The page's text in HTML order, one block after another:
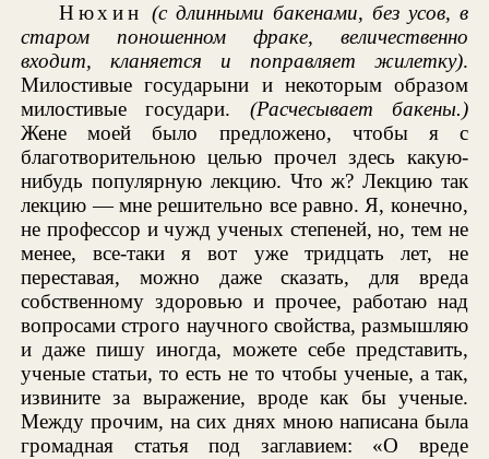
Нюхин (с длинными бакенами, без усов, в
старом поношенном фраке, величественно
входит, кланяется и поправляет жилетку).
Милостивые государыни и некоторым образом
милостивые государи. (Расчесывает бакены.)
Жене моей было предложено, чтобы я с
благотворительною целью прочел здесь какую-
нибудь популярную лекцию. Что ж? Лекцию так
лекцию — мне решительно все равно. Я, конечно,
не профессор и чужд ученых степеней, но, тем не
менее, все-таки я вот уже тридцать лет, не
переставая, можно даже сказать, для вреда
собственному здоровью и прочее, работаю над
вопросами строго научного свойства, размышляю
и даже пишу иногда, можете себе представить,
ученые статьи, то есть не то чтобы ученые, а так,
извините за выражение, вроде как бы ученые.
Между прочим, на сих днях мною написана была
громадная статья под заглавием: «О вреде